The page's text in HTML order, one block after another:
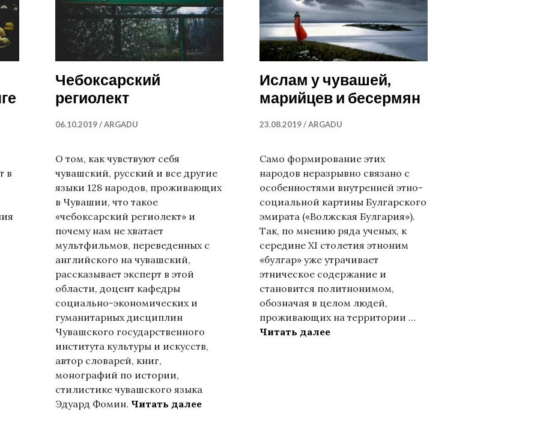
в
в Гонконге
Чебоксарский
региолект
06.10.2019 ARGADU
О том, как чувствуют себя
чувашский, русский и все другие
языки 128 народов, проживающих
в Чувашии, что такое
«чебоксарский региолект» и
почему нам не хватает
мультфильмов, переведенных с
английского на чувашский,
рассказывает эксперт в этой
области, доцент кафедры
социально-экономических и
гуманитарных дисциплин
Чувашского государственного
института культуры и искусств,
автор словарей, книг,
монографий по истории,
стилистике чувашского языка
Эдуард Фомин. Читать далееЧебоксарский региолект
Ислам у чувашей,
марийцев и бесермян
23.08.2019 ARGADU
Само формирование этих
народов неразрывно связано с
особенностями внутренней этно-
социальной картины Булгарского
эмирата («Волжская Булгария»).
Так, по мнению ряда ученых, к
середине XI столетия этноним
«булгар» уже утрачивает
этническое содержание и
становится политнонимом,
обозначая в целом людей,
проживающих на территории …
Читать далееИслам у чувашей, марийцев и бесермян